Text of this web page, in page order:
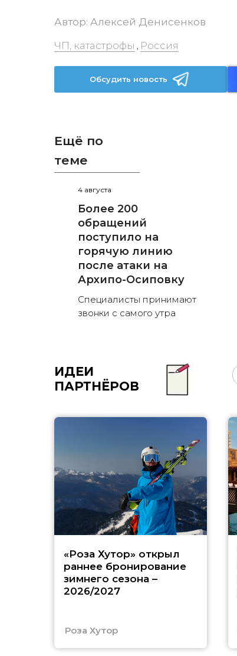
Автор: Алексей Денисенков
ЧП, катастрофы , Россия
Обсудить новость
Ещё по
теме
4 августа
Более 200
обращений
поступило на
горячую линию
после атаки на
Архипо-Осиповку
Специалисты принимают
звонки с самого утра
ИДЕИ
ПАРТНЁРОВ
«Роза Хутор» открыл
раннее бронирование
зимнего сезона –
2026/2027
Роза Хутор